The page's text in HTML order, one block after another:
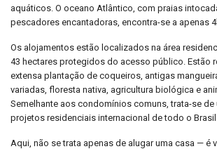
aquáticos. O oceano Atlântico, com praias
pescadores encantadoras, encontra-se a apenas
Os alojamentos estão localizados na área
43 hectares protegidos do acesso público. Estão
extensa plantação de coqueiros, antigas
variadas, floresta nativa, agricultura biológica e
Semelhante aos condomínios comuns, trata-se
projetos residenciais internacional de todo o Brasil.
Aqui, não se trata apenas de alugar uma casa — é